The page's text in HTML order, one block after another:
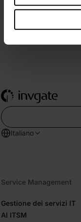
Italiano
Service Management
Gestione dei servizi IT
AI ITSM